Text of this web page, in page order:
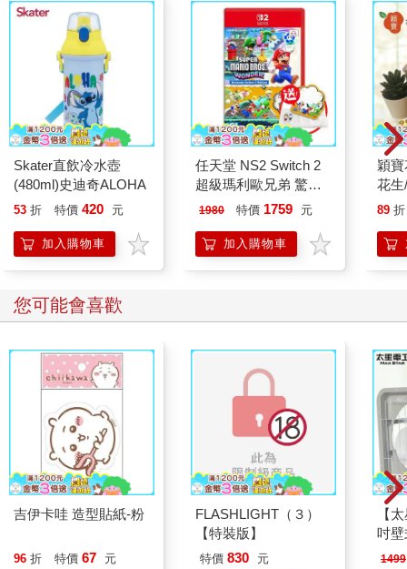
Skater直飲冷水壺
(480ml)史迪奇ALOHA
53 折 特價 420 元
加入購物車
任天堂 NS2 Switch 2
超級瑪利歐兄弟 驚奇
+同遊鈴鈴公園 中文版
1980 特價 1759 元
加入購物車
穎
花
生)-
89 折
您可能會喜歡
吉伊卡哇 造型貼紙-粉
96 折 特價 67 元
FLASHLIGHT（３）
【特裝版】
特價 830 元
【
吋
機)
1499